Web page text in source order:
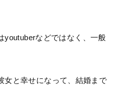
youtuberなどではなく、一般
女と幸せになって、結婚まで